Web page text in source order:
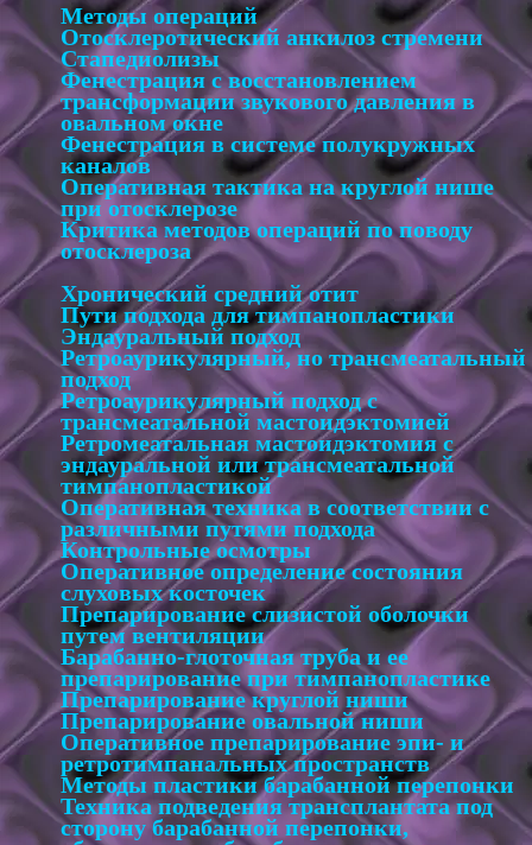
Методы операций
Отосклеротический анкилоз стремени
Стапедиолизы
Фенестрация с восстановлением
трансформации звукового давления в
овальном окне
Фенестрация в системе полукружных
каналов
Оперативная тактика на круглой нише
при отосклерозе
Критика методов операций по поводу
отосклероза
Хронический средний отит
Пути подхода для тимпанопластики
Эндауральный подход
Ретроаурикулярный, но трансмеатальный
подход
Ретроаурикулярный подход с
трансмеатальной мастоидэктомией
Ретромеатальная мастоидэктомия с
эндауральной или трансмеатальной
тимпанопластикой
Оперативная техника в соответствии с
различными путями подхода
Контрольные осмотры
Оперативное определение состояния
слуховых косточек
Препарирование слизистой оболочки
путем вентиляции
Барабанно-глоточная труба и ее
препарирование при тимпанопластике
Препарирование круглой ниши
Препарирование овальной ниши
Оперативное препарирование эпи- и
ретротимпанальных пространств
Методы пластики барабанной перепонки
Техника подведения трансплантата под
сторону барабанной перепонки,